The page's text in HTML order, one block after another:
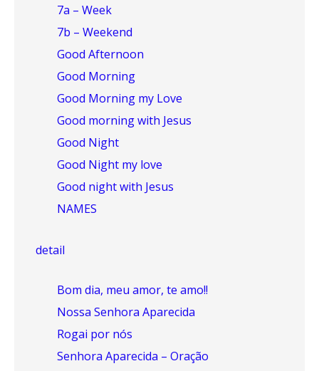
7a – Week
7b – Weekend
Good Afternoon
Good Morning
Good Morning my Love
Good morning with Jesus
Good Night
Good Night my love
Good night with Jesus
NAMES
detail
Bom dia, meu amor, te amo!!
Nossa Senhora Aparecida
Rogai por nós
Senhora Aparecida – Oração